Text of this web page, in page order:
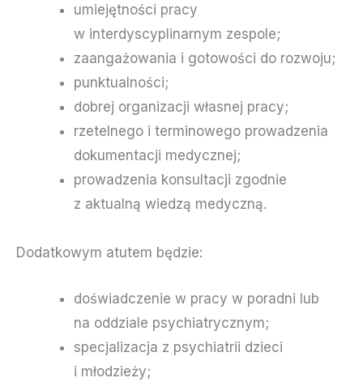
umiejętności pracy
w interdyscyplinarnym zespole;
zaangażowania i gotowości do rozwoju;
punktualności;
dobrej organizacji własnej pracy;
rzetelnego i terminowego prowadzenia
dokumentacji medycznej;
prowadzenia konsultacji zgodnie
z aktualną wiedzą medyczną.
Dodatkowym atutem będzie:
doświadczenie w pracy w poradni lub
na oddziale psychiatrycznym;
specjalizacja z psychiatrii dzieci
i młodzieży;